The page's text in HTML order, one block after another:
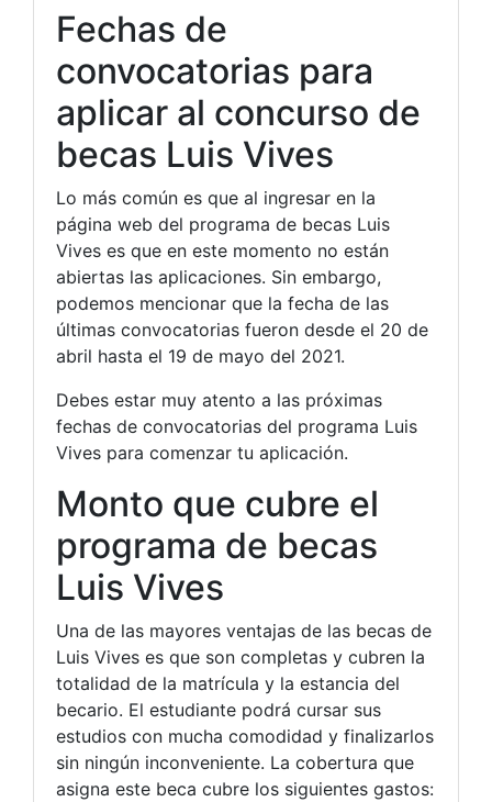
Fechas de
convocatorias para
aplicar al concurso de
becas Luis Vives
Lo más común es que al ingresar en la
página web del programa de becas Luis
Vives es que en este momento no están
abiertas las aplicaciones. Sin embargo,
podemos mencionar que la fecha de las
últimas convocatorias fueron desde el 20 de
abril hasta el 19 de mayo del 2021.
Debes estar muy atento a las próximas
fechas de convocatorias del programa Luis
Vives para comenzar tu aplicación.
Monto que cubre el
programa de becas
Luis Vives
Una de las mayores ventajas de las becas de
Luis Vives es que son completas y cubren la
totalidad de la matrícula y la estancia del
becario. El estudiante podrá cursar sus
estudios con mucha comodidad y finalizarlos
sin ningún inconveniente. La cobertura que
asigna este beca cubre los siguientes gastos: